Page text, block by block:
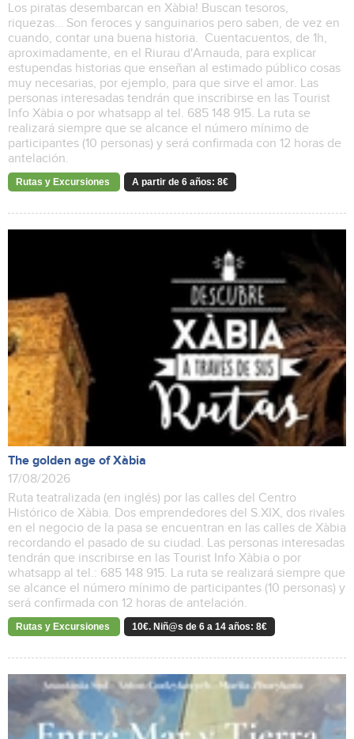
Los piratas desembarcan en Xàbia! Buscan tesoros,
riquezas… Son feroces y sanguinarios pero saben, de vez en
cuando, contar una buena historia. Cuentacuentos, de 1h,
aproximadamente, en el Riurau d'Arnauda, para explicar
estupendas historias que enseñan al estimado público cosas
muy necesarias, por ejemplo, para que sirve el amor. Las
personas interesadas tendrán que inscribirse en las Tourist
Info Xàbia o por whatsapp al tel. 685 148 915. La ruta se
realizará siempre que se alcance el número mínimo de
participantes (10 personas) y será confirmada con 12 horas de
antelación.
Rutas y Excursiones A partir de 6 años: 8€
The golden age of Xàbia
17/08/2026
Ruta teatralizada (en inglés) por las calles del Centro
Histórico de Xàbia. Dos emprendedores del S.XIX, dos rivales
en el negocio de la pasa se encuentran en las calles de Xàbia
recordando el pasado de su ciudad. Las personas interesadas
tendrán que inscribirse en las Tourist Info Xàbia o por
whatsapp al tel.: 685 148 915. La ruta se realizará siempre que
se alcance el número mínimo de participantes (10 personas) y
será confirmada con 12 horas de antelación.
Rutas y Excursiones 10€. Niñ@s de 6 a 14 años: 8€